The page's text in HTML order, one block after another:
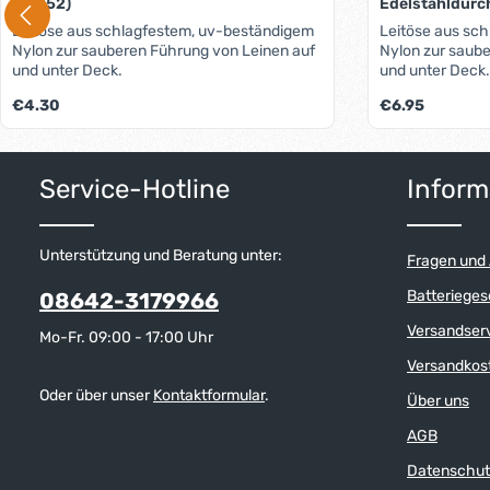
Leitöse aus schlagfestem, uv-beständigem
Nylon zur sauberen Führung von Leinen auf
und unter Deck.
Regulärer Preis:
€4.30
Leitöse aus
Nylon zur
und unter
anderen
aus Edelstahl
Leinen: - mit
schnell laufen,
Regulärer Preis:
€6.95
Service-Hotline
Unterstützung und Beratung unter:
08642-3179966
Mo-Fr. 09:00 - 17:00 Uhr
Oder über unserKontaktformular.
Fragen
Über uns
AGB